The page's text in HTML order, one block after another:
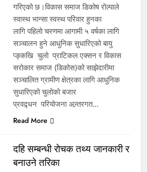
गरिएको छ।विकास समाज डिकोष रोल्पाले
स्वास्थ भान्सा स्वस्थ परिवार हुनका
लागि पहिलो चरणमा आगामी ५ वर्षका लागि
सञ्चालन हुने आधुनिक सुधारिएको बायु
प्ङ्कखि चुलो प्राटिकल एक्सन र विकास
सरोकार समाज (डिकोस)को साझेदारीमा
सञ्चालित ग्रामीण क्षेत्रका लागि आधुनिक
सुधारिएको चुलोको बजार
प्रवद्र्धन परियोजना अन्र्तरगत…
Read More
दहि सम्बन्धी रोचक तथ्य जानकारी र
बनाउने तरिका